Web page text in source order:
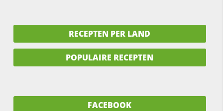
RECEPTEN PER LAND
POPULAIRE RECEPTEN
FACEBOOK